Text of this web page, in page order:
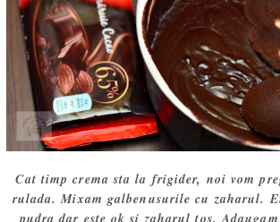
Cat timp crema sta la frigider, noi vom
rulada. Mixam galbenusurile cu zaharul.
pudra dar este ok si zaharul tos.